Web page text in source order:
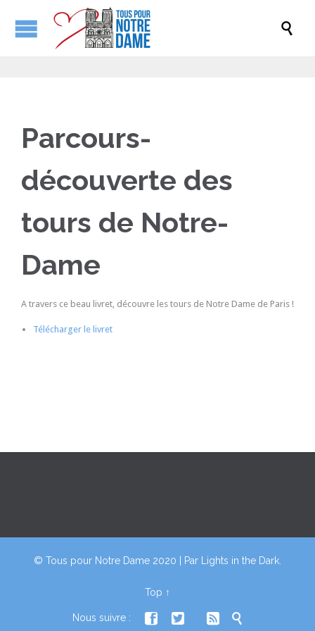

Parcours-
découverte des
tours de Notre-
Dame
A travers ce beau livret, découvre les tours de Notre Dame de Paris !
Télécharger le livret
© Tous pour Notre Dame 2020 | Par Lights in the Dark
Top ↑
Nous suivre :    